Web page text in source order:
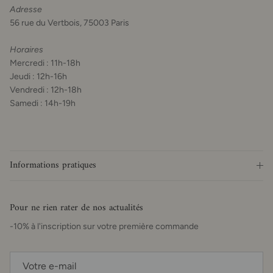
Adresse
56 rue du Vertbois, 75003 Paris
Horaires
Mercredi : 11h-18h
Jeudi : 12h-16h
Vendredi : 12h-18h
Samedi : 14h-19h
Informations pratiques
Pour ne rien rater de nos actualités
-10% à l'inscription sur votre première commande